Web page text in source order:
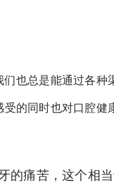
也总是能通过各种
的同时也对口腔健
痛苦，这个相